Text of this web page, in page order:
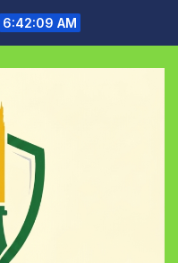
6:42:10 AM